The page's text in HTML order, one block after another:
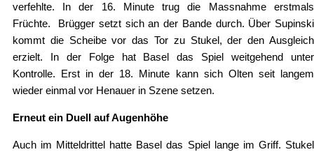
verfehlte. In der 16. Minute trug die Massnahme erstmals
Früchte. Brügger setzt sich an der Bande durch. Über Supinski
kommt die Scheibe vor das Tor zu Stukel, der den Ausgleich
erzielt. In der Folge hat Basel das Spiel weitgehend unter
Kontrolle. Erst in der 18. Minute kann sich Olten seit langem
wieder einmal vor Henauer in Szene setzen.
Erneut ein Duell auf Augenhöhe
Auch im Mitteldrittel hatte Basel das Spiel lange im Griff. Stukel